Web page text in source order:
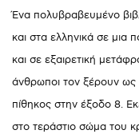
Ένα πολυβραβευμένο
και στα ελληνικά σε
και σε εξαιρετική
άνθρωποι τον ξέρουν ως
πίθηκος στην έξοδο 8.
στο τεράστιο σώμα του